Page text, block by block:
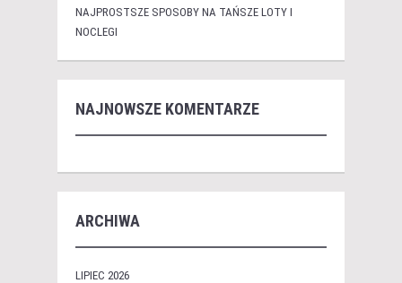
NAJPROSTSZE SPOSOBY NA TAŃSZE LOTY I
NOCLEGI
NAJNOWSZE KOMENTARZE
ARCHIWA
LIPIEC 2026